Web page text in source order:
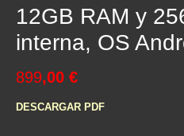
12GB RAM y
interna, OS
899,00 €